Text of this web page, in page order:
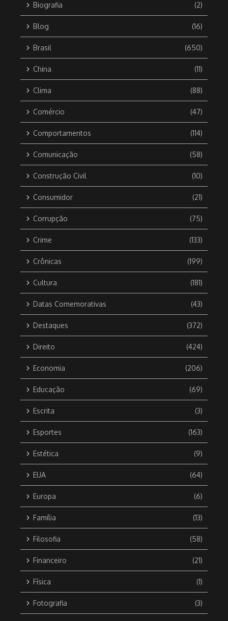
Biografia (2)
Blog (16)
Brasil (650)
China (11)
Clima (88)
Comércio (47)
Comportamentos (114)
Comunicação (58)
Construção Civil (10)
Consumidor (21)
Corrupção (75)
Crime (133)
Crônicas (199)
Cultura (181)
Datas Comemorativas (43)
Destaques (372)
Direito (424)
Economia (206)
Educação (69)
Escrita (3)
Esportes (163)
Estética (9)
EUA (64)
Europa (6)
Família (13)
Filosofia (58)
Financeiro (21)
Física (1)
Fotografia (3)